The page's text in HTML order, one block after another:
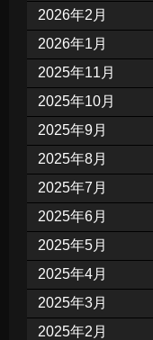
2026年2月
2026年1月
2025年11月
2025年10月
2025年9月
2025年8月
2025年7月
2025年6月
2025年5月
2025年4月
2025年3月
2025年2月